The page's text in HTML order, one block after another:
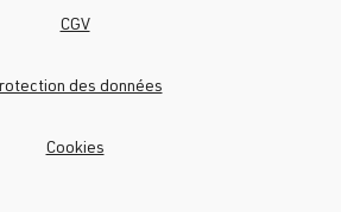
CGV
des données
Cookies